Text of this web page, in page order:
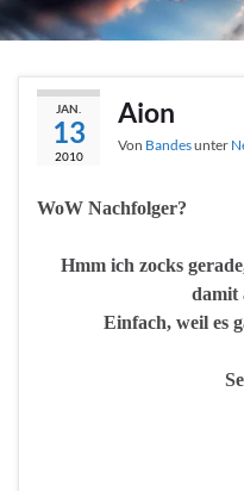
JAN.
13
2010
Aion
Von Bandesunter
WoW Nachfolger?
Hmm ich zocks
damit
Einfach, weil es